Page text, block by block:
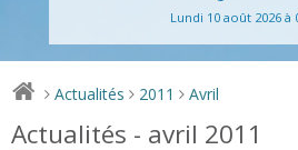
Lundi 10 août 2026 à
> Actualités > 2011 > Avril
Actualités - avril 2011